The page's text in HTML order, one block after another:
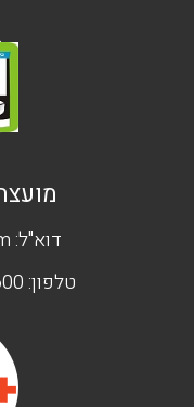
דוא"ל:
טלפון: 52-